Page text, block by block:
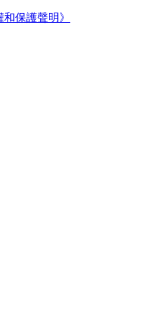
和保護聲明》